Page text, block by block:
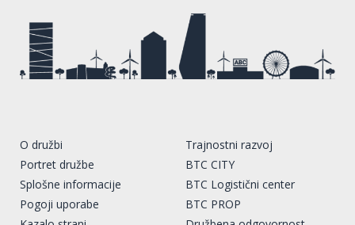
O družbi
Portret družbe
Splošne informacije
Pogoji uporabe
Trajnostni razvoj
BTC CITY
BTC Logistični center
BTC PROP